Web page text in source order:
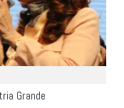
Grande